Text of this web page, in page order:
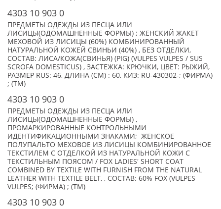
4303 10 903 0
ПРЕДМЕТЫ ОДЕЖДЫ ИЗ ПЕСЦА ИЛИ
ЛИСИЦЫ(ОДОМАШНЕННЫЕ ФОРМЫ) ; ЖЕНСКИЙ ЖАКЕТ
МЕХОВОЙ ИЗ ЛИСИЦЫ (60%) КОМБИНИРОВАННЫЙ
НАТУРАЛЬНОЙ КОЖЕЙ СВИНЬИ (40%) , БЕЗ ОТДЕЛКИ,
СОСТАВ: ЛИСА/КОЖА(СВИНЬЯ) (PIG) (VULPES VULPES / SUS
SCROFA DOMESTICUS) , ЗАСТЕЖКА: КРЮЧКИ, ЦВЕТ: РЫЖИЙ,
РАЗМЕР RUS: 46, ДЛИНА (СМ) : 60, КИЗ: RU-430302-; (ФИРМА)
; (TM)
4303 10 903 0
ПРЕДМЕТЫ ОДЕЖДЫ ИЗ ПЕСЦА ИЛИ
ЛИСИЦЫ(ОДОМАШНЕННЫЕ ФОРМЫ) ,
ПРОМАРКИРОВАННЫЕ КОНТРОЛЬНЫМИ
ИДЕНТИФИКАЦИОННЫМИ ЗНАКАМИ; ЖЕНСКОЕ
ПОЛУПАЛЬТО МЕХОВОЕ ИЗ ЛИСИЦЫ КОМБИНИРОВАННОЕ
ТЕКСТИЛЕМ С ОТДЕЛКОЙ ИЗ НАТУРАЛЬНОЙ КОЖИ С
ТЕКСТИЛЬНЫМ ПОЯСОМ / FOX LADIES' SHORT COAT
COMBINED BY TEXTILE WITH FURNISH FROM THE NATURAL
LEATHER WITH TEXTILE BELT, , СОСТАВ: 60% FOX (VULPES
VULPES; (ФИРМА) ; (TM)
4303 10 903 0